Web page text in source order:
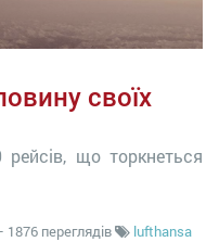
своїх
рейсів, що торкнеться
1876 переглядів
lufthansa